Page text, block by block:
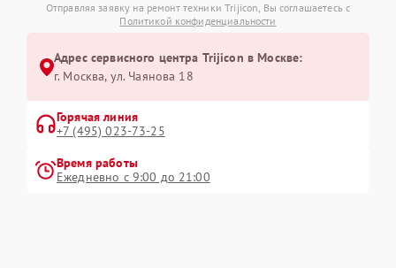
Отправляя заявку на ремонт техники Trijicon, Вы соглашаетесь с
Политикой конфиденциальности
Адрес сервисного центра Trijicon в Москве:
г. Москва, ул. Чаянова 18
Горячая линия
+7 (495) 023-73-25
Время работы
Ежедневно с 9:00 до 21:00